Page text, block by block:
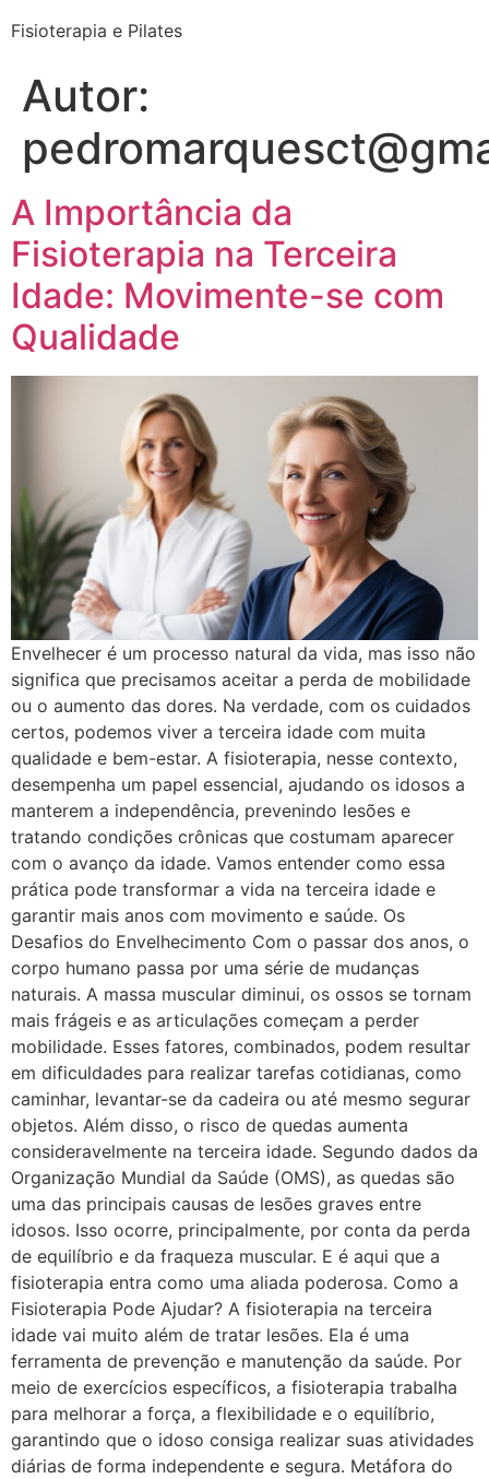
Fisioterapia e Pilates
Autor:
A Importância da
Fisioterapia na Terceira
Idade: Movimente-se com
Qualidade
Envelhecer é um processo natural da vida, mas isso não
significa que precisamos aceitar a perda de mobilidade
ou o aumento das dores. Na verdade, com os cuidados
certos, podemos viver a terceira idade com muita
qualidade e bem-estar. A fisioterapia, nesse contexto,
desempenha um papel essencial, ajudando os idosos a
manterem a independência, prevenindo lesões e
tratando condições crônicas que costumam aparecer
com o avanço da idade. Vamos entender como essa
prática pode transformar a vida na terceira idade e
garantir mais anos com movimento e saúde. Os
Desafios do Envelhecimento Com o passar dos anos, o
corpo humano passa por uma série de mudanças
naturais. A massa muscular diminui, os ossos se tornam
mais frágeis e as articulações começam a perder
mobilidade. Esses fatores, combinados, podem resultar
em dificuldades para realizar tarefas cotidianas, como
caminhar, levantar-se da cadeira ou até mesmo segurar
objetos. Além disso, o risco de quedas aumenta
consideravelmente na terceira idade. Segundo dados da
Organização Mundial da Saúde (OMS), as quedas são
uma das principais causas de lesões graves entre
idosos. Isso ocorre, principalmente, por conta da perda
de equilíbrio e da fraqueza muscular. E é aqui que a
fisioterapia entra como uma aliada poderosa. Como a
Fisioterapia Pode Ajudar? A fisioterapia na terceira
idade vai muito além de tratar lesões. Ela é uma
ferramenta de prevenção e manutenção da saúde. Por
meio de exercícios específicos, a fisioterapia trabalha
para melhorar a força, a flexibilidade e o equilíbrio,
garantindo que o idoso consiga realizar suas atividades
diárias de forma independente e segura. Metáfora do